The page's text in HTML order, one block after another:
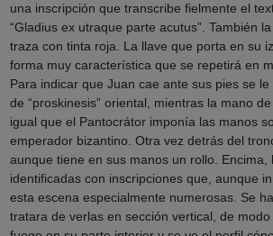
una inscripción que transcribe fielmente el
“Gladius ex utraque parte acutus”. También
traza con tinta roja. La llave que porta en su
forma muy característica que se repetirá en
Para indicar que Juan cae ante sus pies se
de “proskinesis” oriental, mientras la mano
igual que el Pantocrátor imponía las manos
emperador bizantino. Otra vez detrás del
aunque tiene en sus manos un rollo. Encima,
identificadas con inscripciones que, aunque
esta escena especialmente numerosas. Se
tratara de verlas en sección vertical, de